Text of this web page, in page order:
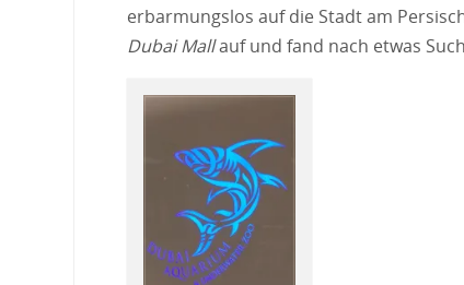
erbarmungslos auf die Stadt am
Dubai Mallauf und fand nach etwas